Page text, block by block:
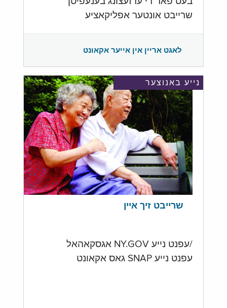
שרייבט אונטער אפליקאציע
לאגט אריין אין אייער אקאונט
נייע באנוצער
שרייבט זיך איין
/עפנט נייע NY.GOV אגסקאהאל
עפנט נייע SNAP גאס אקאונט